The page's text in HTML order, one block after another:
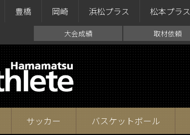
豊橋 岡崎 浜松プラス 松本プラス
大会成績 取材依頼
サッカー バスケットボール